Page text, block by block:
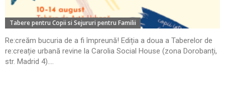
Tabere pentru Copii si Sejururi pentru Familii
Re:creăm bucuria de a fi împreună! Ediția a doua a Taberelor de
re:creație urbană revine la Carolia Social House (zona Dorobanți,
str. Madrid 4)....